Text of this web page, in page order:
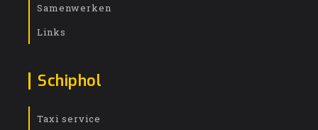
Samenwerken
Links
Schiphol
Taxi service